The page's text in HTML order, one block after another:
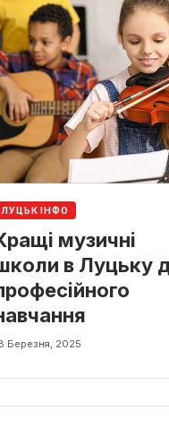
ЛУЦЬК ІНФО
музичні
в Луцьку
Березня, 2025